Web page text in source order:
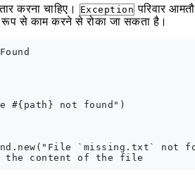
करना चाहिए। Exception परिवार
रूप से काम करने से रोका जा सकता है।
#{path} not found")
`missing.txt` not